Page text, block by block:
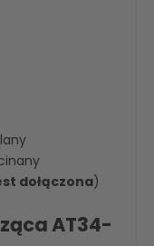
dołączona)
AT34-